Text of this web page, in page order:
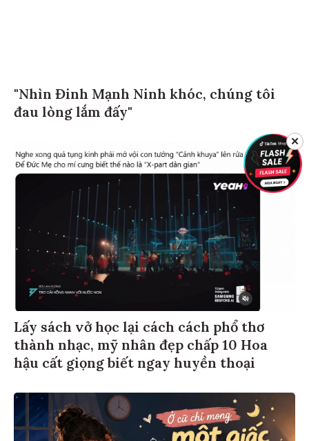
"Nhìn Đinh Mạnh Ninh khóc, chúng tôi
đau lòng lắm đấy"
Lấy sách vở học lại cách cách phổ thơ
thành nhạc, mỹ nhân đẹp chấp 10 Hoa
hậu cất giọng biết ngay huyền thoại
✕